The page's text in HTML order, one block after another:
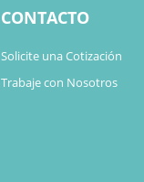
CONTACTO
Solicite una Cotización
Trabaje con Nosotros